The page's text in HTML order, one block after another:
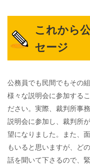
これから
セージ
公務員でも民間でもその
様々な説明会に参加する
ださい。実際、裁判所事
説明会に参加し、裁判所
望になりました。また、
もいると思いますが、ど
話を聞いて下さるので、